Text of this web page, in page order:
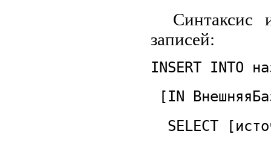
Синтаксис
записей:
INSERT
[IN
SELECT